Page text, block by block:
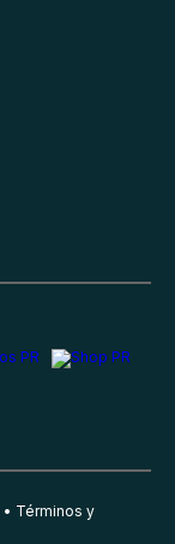
Términos y